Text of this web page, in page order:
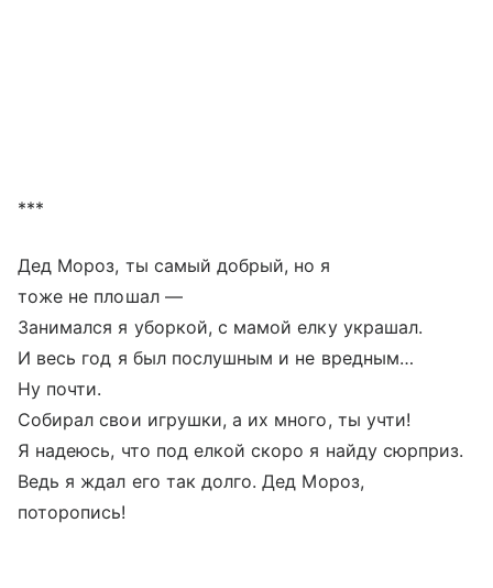
***
Дед Мороз, ты самый добрый, но я
тоже не плошал —
Занимался я уборкой, с мамой елку украшал.
И весь год я был послушным и не вредным…
Ну почти.
Собирал свои игрушки, а их много, ты учти!
Я надеюсь, что под елкой скоро я найду сюрприз.
Ведь я ждал его так долго. Дед Мороз,
поторопись!